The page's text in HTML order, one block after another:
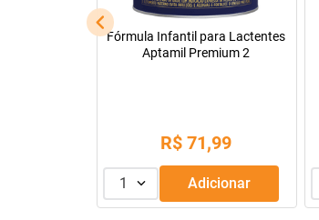
Fórmula Infantil para Lactentes
Aptamil Premium 2
R$ 71,99
1 Adicionar